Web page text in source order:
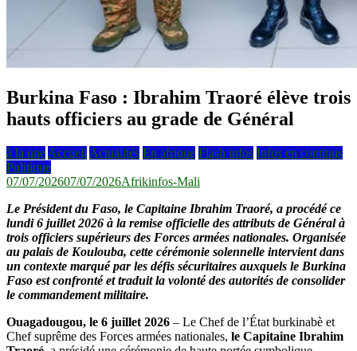
Burkina Faso : Ibrahim Traoré élève trois
hauts officiers au grade de Général
à la une Accueil Actualités En afrique Flash infos Infos en continus
Politique
07/07/202607/07/2026Afrikinfos-Mali
Le Président du Faso, le Capitaine Ibrahim Traoré, a procédé ce
lundi 6 juillet 2026 à la remise officielle des attributs de Général à
trois officiers supérieurs des Forces armées nationales. Organisée
au palais de Koulouba, cette cérémonie solennelle intervient dans
un contexte marqué par les défis sécuritaires auxquels le Burkina
Faso est confronté et traduit la volonté des autorités de consolider
le commandement militaire.
Ouagadougou, le 6 juillet 2026 – Le Chef de l’État burkinabè et
Chef suprême des Forces armées nationales, le Capitaine Ibrahim